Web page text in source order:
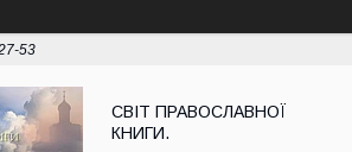
53
СВІТ ПРАВОСЛАВНОЇ
КНИГИ.